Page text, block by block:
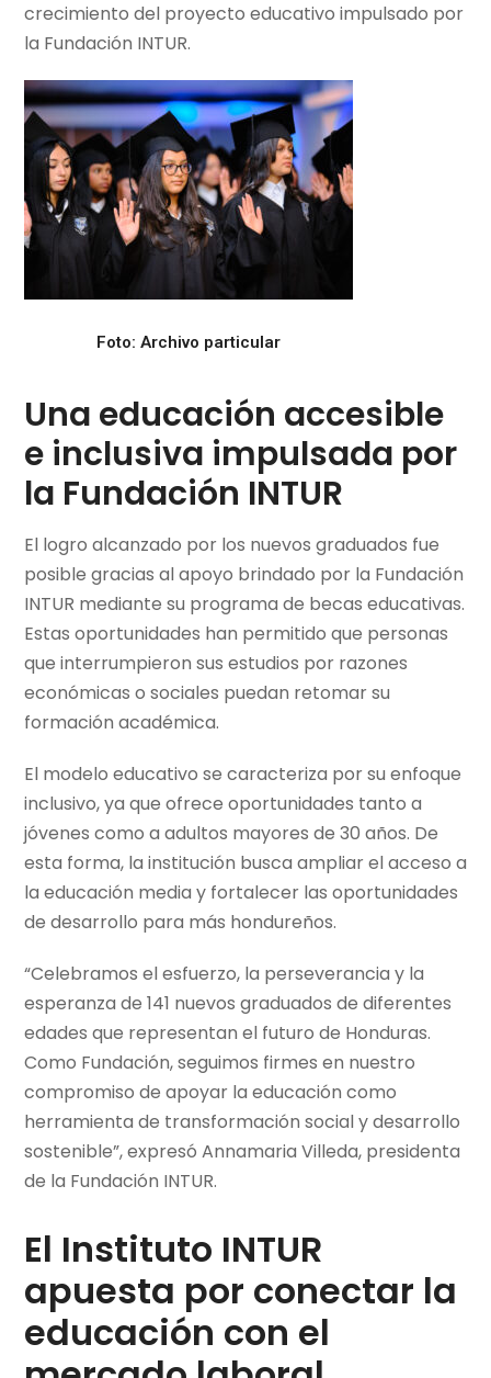
crecimiento del proyecto educativo impulsado por
la Fundación INTUR.
Foto: Archivo particular
Una educación accesible
e inclusiva impulsada por
la Fundación INTUR
El logro alcanzado por los nuevos graduados fue
posible gracias al apoyo brindado por la Fundación
INTUR mediante su programa de becas educativas.
Estas oportunidades han permitido que personas
que interrumpieron sus estudios por razones
económicas o sociales puedan retomar su
formación académica.
El modelo educativo se caracteriza por su enfoque
inclusivo, ya que ofrece oportunidades tanto a
jóvenes como a adultos mayores de 30 años. De
esta forma, la institución busca ampliar el acceso a
la educación media y fortalecer las oportunidades
de desarrollo para más hondureños.
“Celebramos el esfuerzo, la perseverancia y la
esperanza de 141 nuevos graduados de diferentes
edades que representan el futuro de Honduras.
Como Fundación, seguimos firmes en nuestro
compromiso de apoyar la educación como
herramienta de transformación social y desarrollo
sostenible”, expresó Annamaria Villeda, presidenta
de la Fundación INTUR.
El Instituto INTUR
apuesta por conectar la
educación con el